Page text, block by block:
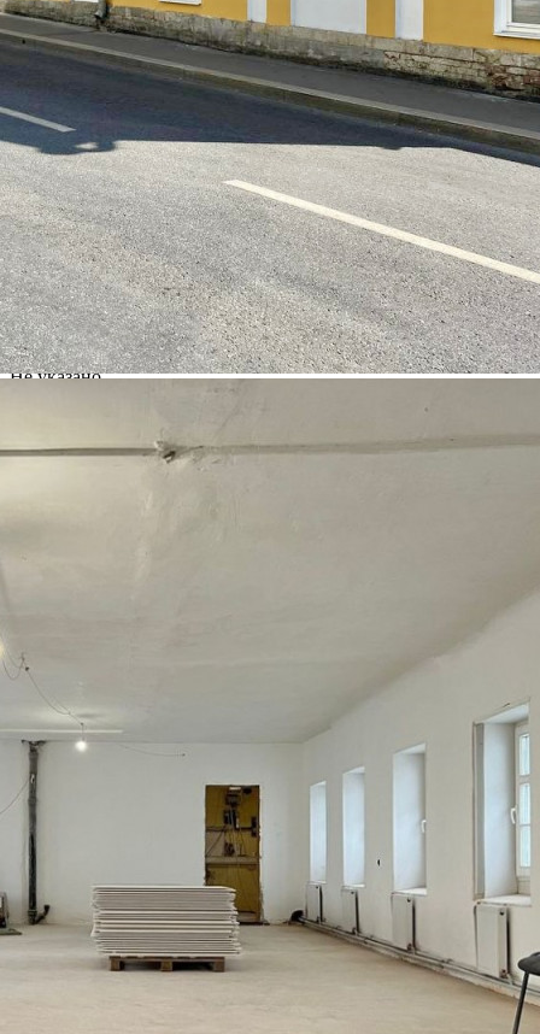
Характеристики помещения
№ объявления
Дата размещения
23.07.2024
Город
Москва
Адрес
Старая Басманная улица, д.23/9стр2
Расположено
Этаж
Предлагается
Продажа
Желаемый / подходящий вид деятельности
Не указано
Назначение
Не указано
Цена за помещение
100 000 000 руб.